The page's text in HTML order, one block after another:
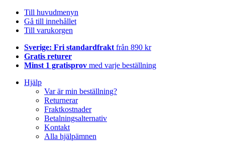
Till huvudmenyn
Gå till innehållet
Till varukorgen
Sverige: Fri standardfrakt från 890 kr
Gratis returer
Minst 1 gratisprov med varje beställning
Hjälp
Var är min beställning?
Returnerar
Fraktkostnader
Betalningsalternativ
Kontakt
Alla hjälpämnen